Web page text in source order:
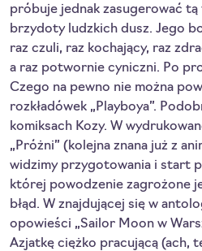
próbuje jednak zasugerować
brzydoty ludzkich dusz. Jego
raz czuli, raz kochający, raz
a raz potwornie cyniczni. Po
Czego na pewno nie można
rozkładówek „Playboya”.
komiksach Kozy. W
„Próżni” (kolejna znana już z
widzimy przygotowania i start
której powodzenie zagrożone
błąd. W znajdującej się w
opowieści „Sailor Moon w
Azjatkę ciężko pracującą (ach,